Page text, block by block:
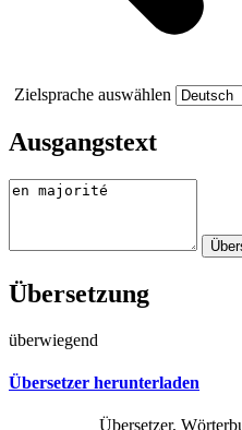
Zielsprache auswählen
Ausgangstext
Übersetzung
überwiegend
Übersetzer herunterladen
Übersetzer,